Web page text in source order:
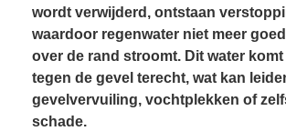
wordt verwijderd, ontstaan
waardoor regenwater niet meer
over de rand stroomt. Dit water
tegen de gevel terecht, wat kan
gevelvervuiling, vochtplekken of
schade.